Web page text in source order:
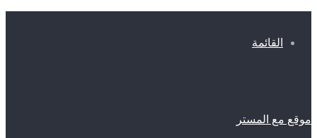
القائمة
موقع مع المستر